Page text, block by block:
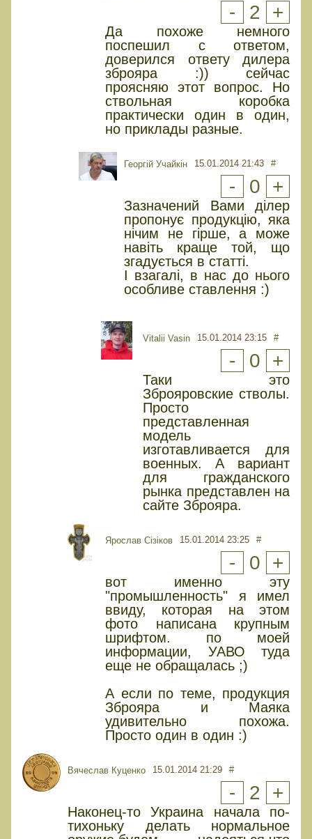
- 2 +
Да похоже немного
поспешил с ответом,
доверился ответу дилера
зброяра :)) сейчас
проясняю этот вопрос. Но
ствольная коробка
практически один в один,
но приклады разные.
Георгій Учайкін 15.01.2014 21:43 #
- 0 +
Зазначений Вами ділер
пропонує продукцію, яка
нічим не гірше, а може
навіть краще той, що
згадується в статті.
І взагалі, в нас до нього
особливе ставлення :)
Vitalii Vasin 15.01.2014 23:15 #
- 0 +
Таки это
Зброяровские стволы.
Просто
представленная
модель
изготавливается для
военных. А вариант
для гражданского
рынка представлен на
сайте Зброяра.
Ярослав Сізіков 15.01.2014 23:25 #
- 0 +
вот именно эту
"промышленность" я имел
ввиду, которая на этом
фото написана крупным
шрифтом. по моей
информации, УАВО туда
еще не обращалась ;)
А если по теме, продукция
Зброяра и Маяка
удивительно похожа.
Просто один в один :)
Вячеслав Куценко 15.01.2014 21:29 #
- 2 +
Наконец-то Украина начала по-
тихоньку делать нормальное